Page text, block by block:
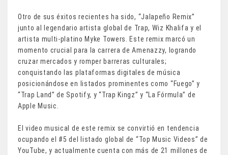
Otro de sus éxitos recientes ha sido, “Jalapeño Remix”
junto al legendario artista global de Trap, Wiz Khalifa y el
artista multi-platino Myke Towers. Este remix marcó un
momento crucial para la carrera de Amenazzy, logrando
cruzar mercados y romper barreras culturales;
conquistando las plataformas digitales de música
posicionándose en listados prominentes como “Fuego” y
“Trap Land” de Spotify, y “Trap Kingz” y “La Fórmula” de
Apple Music.
El video musical de este remix se convirtió en tendencia
ocupando el #5 del listado global de “Top Music Videos” de
YouTube, y actualmente cuenta con más de 21 millones de